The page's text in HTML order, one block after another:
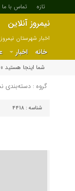
تازه تماس با ما
نیمروز آنلاین
اخبار شهرستان
بلوچستان
خانه اخبار
شما اینجا هستید »
گروه : دسته‌بندی
شناسه : 4418